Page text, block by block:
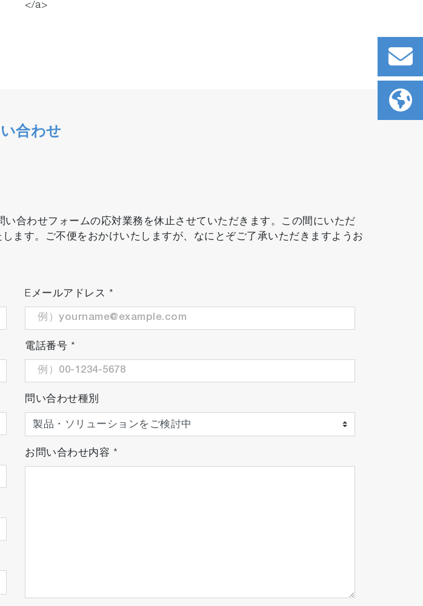
</a>
合わせ
合わせフォームの応対業務を休止させていただきます。この間にいただ
ます。ご不便をおかけいたしますが、なにとぞご了承いただきますようお
Eメールアドレス *
電話番号 *
問い合わせ種別
お問い合わせ内容 *